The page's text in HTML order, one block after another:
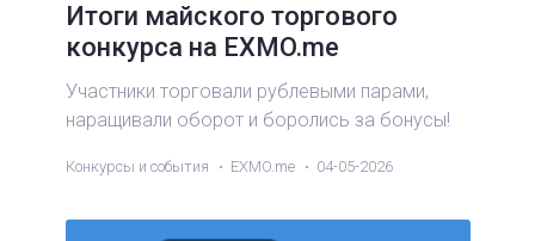
Итоги майского торгового
конкурса на EXMO.me
Участники торговали рублевыми парами,
наращивали оборот и боролись за бонусы!
Конкурсы и события EXMO.me 04-05-2026